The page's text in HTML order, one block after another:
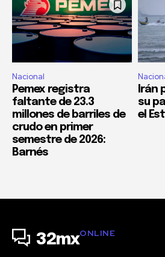
Nacional
Pemex registra
faltante de 23.3
millones de barriles de
crudo en primer
semestre de 2026:
Barnés
Irán
su
el
32mxONLINE